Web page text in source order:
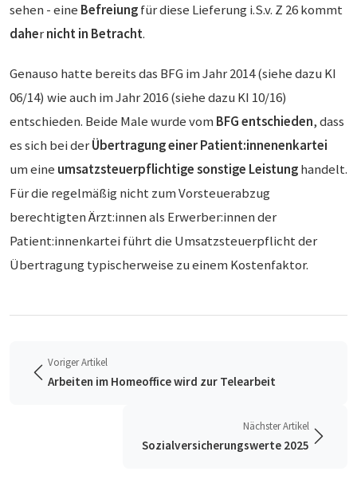
sehen - eine Befreiungfür diese Lieferung i.S.v. Z 26 kommt
dahernichtin Betracht.
Genauso hatte bereits das BFG im Jahr 2014 (siehe dazu KI
06/14) wie auch im Jahr 2016 (siehe dazu KI 10/16)
entschieden. Beide Male wurde vom BFGentschieden, dass
es sich bei derÜbertragung einer Patient:innenenkartei
um eine umsatzsteuerpflichtige sonstige Leistunghandelt.
Für die regelmäßig nicht zum Vorsteuerabzug
berechtigten Ärzt:innen als Erwerber:innen der
Patient:innenkartei führt die Umsatzsteuerpflicht der
Übertragung typischerweise zu einem Kostenfaktor.
Voriger Artikel
Arbeiten im Homeoffice wird zur Telearbeit
Nächster Artikel
Sozialversicherungswerte 2025